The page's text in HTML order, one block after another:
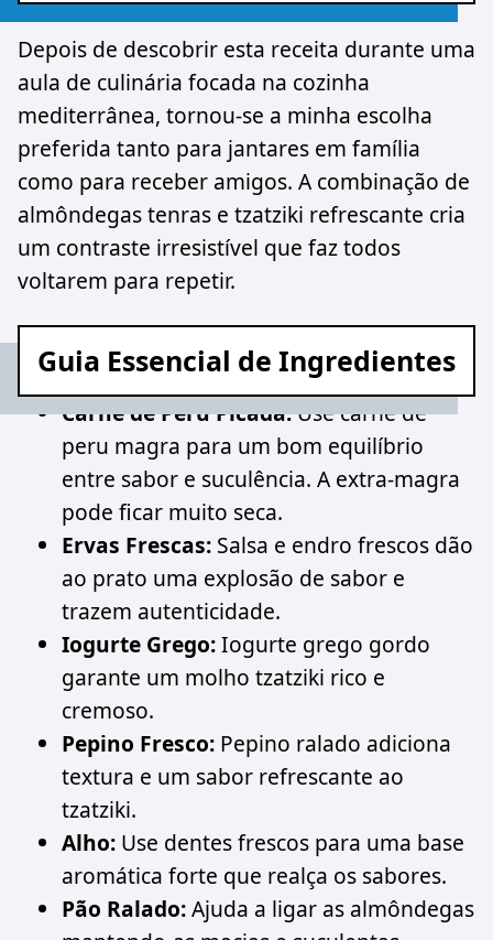
Depois de descobrir esta receita durante uma
aula de culinária focada na cozinha
mediterrânea, tornou-se a minha escolha
preferida tanto para jantares em família
como para receber amigos. A combinação de
almôndegas tenras e tzatziki refrescante cria
um contraste irresistível que faz todos
voltarem para repetir.
Guia Essencial de Ingredientes
Carne de Peru Picada:Use carne de
peru magra para um bom equilíbrio
entre sabor e suculência. A extra-magra
pode ficar muito seca.
Ervas Frescas: Salsa e endro frescos dão
ao prato uma explosão de sabor e
trazem autenticidade.
Iogurte Grego:Iogurte grego gordo
garante um molho tzatziki rico e
cremoso.
Pepino Fresco: Pepino ralado adiciona
textura e um sabor refrescante ao
tzatziki.
Alho: Use dentes frescos para uma base
aromática forte que realça os sabores.
Pão Ralado:Ajuda a ligar as almôndegas